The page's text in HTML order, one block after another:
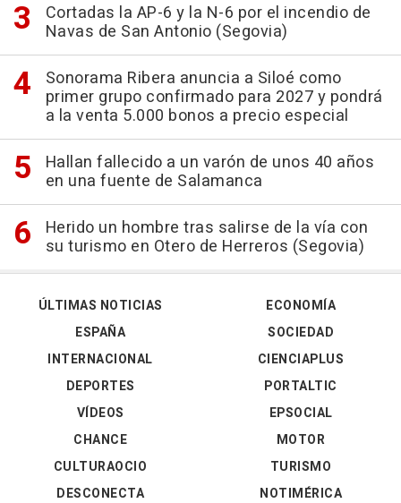
Cortadas la AP-6 y la N-6 por el incendio de
Navas de San Antonio (Segovia)
Sonorama Ribera anuncia a Siloé como
primer grupo confirmado para 2027 y pondrá
a la venta 5.000 bonos a precio especial
Hallan fallecido a un varón de unos 40 años
en una fuente de Salamanca
Herido un hombre tras salirse de la vía con
su turismo en Otero de Herreros (Segovia)
ÚLTIMAS NOTICIAS
ESPAÑA
INTERNACIONAL
DEPORTES
VÍDEOS
ECONOMÍA
SOCIEDAD
CIENCIAPLUS
PORTALTIC
EPSOCIAL
CHANCE
CULTURAOCIO
DESCONECTA
MOTOR
TURISMO
NOTIMÉRICA